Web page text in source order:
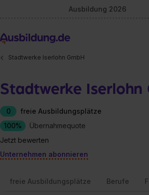
Ausbildung 2026
Stadtwerke Iserlohn GmbH
Stadtwerke Iserlohn
0
freie Ausbildungsplätze
100%
Übernahmequote
Jetzt bewerten
Unternehmen abonnieren
freie Ausbildungsplätze Berufe